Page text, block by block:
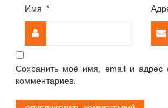
Имя*
Сохранить моё имя, email и адрес
комментариев.